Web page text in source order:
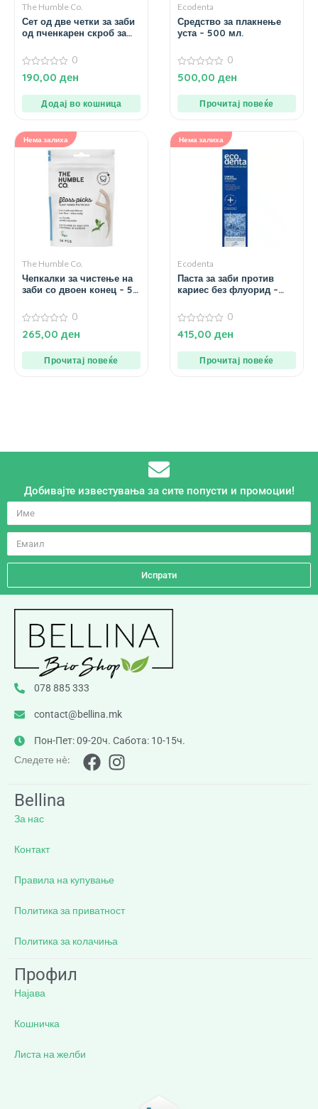
The Humble Co.
Сет од две четки за заби
од пченкарен скроб за
0
од
0
190,00 ден
Додај во кошница
Ecodenta
Средство за плакнење
уста – 500 мл.
0
од
0
500,00 ден
Прочитај повеќе
Нема залиха
The Humble Co.
Чепкалки за чистење на
заби со двоен конец – 50
0
од
0
265,00 ден
Прочитај повеќе
Нема залиха
Ecodenta
Паста за заби против
кариес без флуорид –
0
од
0
415,00 ден
Прочитај повеќе
Добивајте известувања за сите попусти и промоции!
Испрати
078 885 333
contact@bellina.mk
Пон-Пет: 09-20ч. Сабота: 10-15ч.
Следете нè:
Bellina
За нас
Контакт
Правила на купување
Политика за приватност
Политика за колачиња
Профил
Најава
Кошничка
Листа на желби